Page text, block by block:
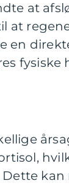
at
at
en
fysiske